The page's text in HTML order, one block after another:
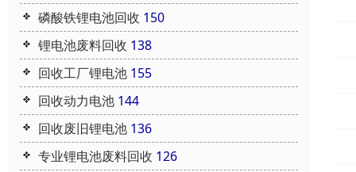
磷酸铁锂电池回收 150
锂电池废料回收 138
回收工厂锂电池 155
回收动力电池 144
回收废旧锂电池 136
专业锂电池废料回收 126